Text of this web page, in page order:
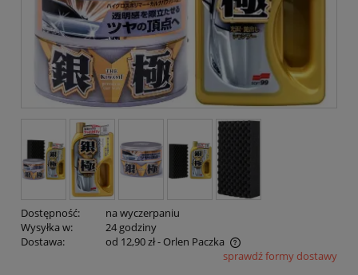
Dostępność:
na wyczerpaniu
Wysyłka w:
24 godziny
Dostawa:
od 12,90 zł- Orlen Paczka
Cena nie zawiera ewentualnych kosztów płatnościsprawdź formy dostawy